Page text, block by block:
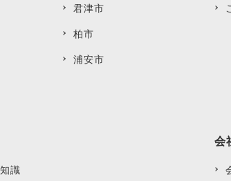
君津市
柏市
浦安市
識
会